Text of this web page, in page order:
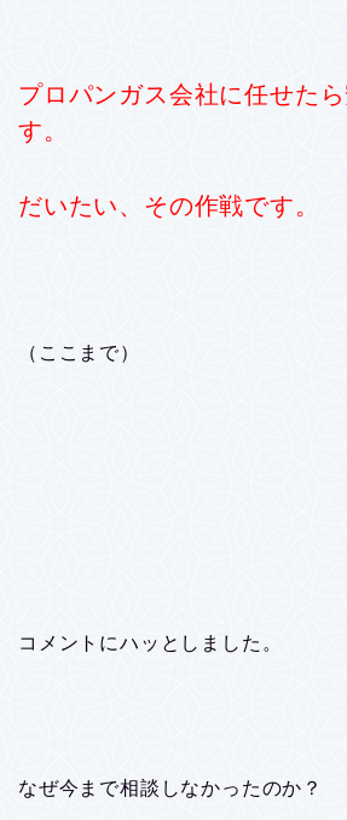
プロパンガス会社に任せた
す。
だいたい、その作戦です。
（ここまで）
コメントにハッとしました。
なぜ今まで相談しなかったのか？